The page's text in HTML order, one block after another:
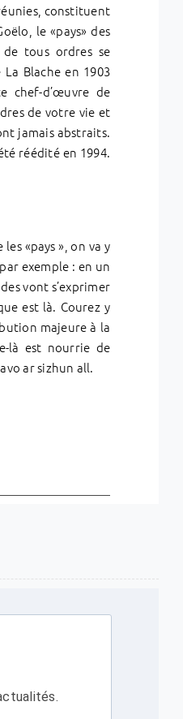
constituent
le «pays» des
de tous ordres se
Blache en 1903
chef-d’œuvre de
de votre vie et
jamais abstraits.
réédité en 1994.
«pays », on va y
exemple : en un
vont s’exprimer
est là. Courez y
majeure à la
là est nourrie de
ar sizhun all.